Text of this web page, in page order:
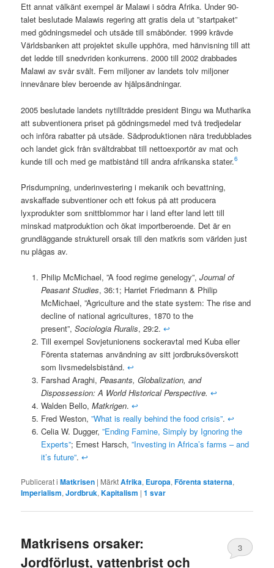
Ett annat välkänt exempel är Malawi i södra Afrika. Under 90-
talet beslutade Malawis regering att gratis dela ut ”startpaket”
med gödningsmedel och utsäde till småbönder. 1999 krävde
Världsbanken att projektet skulle upphöra, med hänvisning till att
det ledde till snedvriden konkurrens. 2000 till 2002 drabbades
Malawi av svår svält. Fem miljoner av landets tolv miljoner
innevånare blev beroende av hjälpsändningar.
2005 beslutade landets nytillträdde president Bingu wa Mutharika
att subventionera priset på gödningsmedel med två tredjedelar
och införa rabatter på utsäde. Sädproduktionen nära tredubblades
och landet gick från svältdrabbat till nettoexportör av mat och
kunde till och med ge matbistånd till andra afrikanska stater.6
Prisdumpning, underinvestering i mekanik och bevattning,
avskaffade subventioner och ett fokus på att producera
lyxprodukter som snittblommor har i land efter land lett till
minskad matproduktion och ökat importberoende. Det är en
grundläggande strukturell orsak till den matkris som världen just
nu plågas av.
Philip McMichael, ”A food regime genelogy”, Journal of
Peasant Studies, 36:1; Harriet Friedmann & Philip
McMichael, ”Agriculture and the state system: The rise and
decline of national agricultures, 1870 to the
present”, Sociologia Ruralis, 29:2. ↩
Till exempel Sovjetunionens sockeravtal med Kuba eller
Förenta staternas användning av sitt jordbruksöverskott
som livsmedelsbistånd. ↩
Farshad Araghi, Peasants, Globalization, and
Dispossession: A World Historical Perspective. ↩
Walden Bello, Matkrigen. ↩
Fred Weston, ”What is really behind the food crisis”. ↩
Celia W. Dugger, ”Ending Famine, Simply by Ignoring the
Experts”; Ernest Harsch, ”Investing in Africa’s farms – and
it’s future”. ↩
Publicerat i Matkrisen | MärktAfrika, Europa,Förenta staterna,
Imperialism,Jordbruk,Kapitalism |1 svar
Matkrisens orsaker:
Jordförlust, vattenbrist och
3